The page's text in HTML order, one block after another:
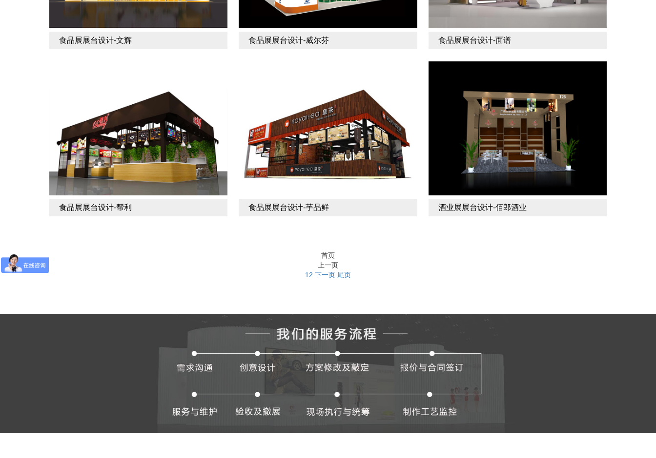
食品展展台设计-文辉 食品展展台设计-威尔芬 食品展展台设计-面谱
食品展展台设计-帮利 食品展展台设计-芋品鲜 酒业展展台设计-佰郎酒业
首页
上一页
1 2 下一页 尾页